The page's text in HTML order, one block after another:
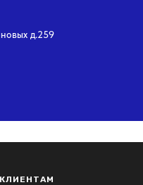
д.259
КЛИЕНТАМ